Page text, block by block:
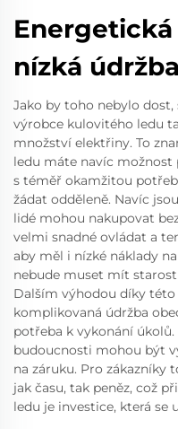
nízká údržba
Jako by toho nebylo
výrobce kulovitého ledu
množství elektřiny. To
ledu máte navíc možnost
s téměř okamžitou
žádat odděleně. Navíc
lidé mohou nakupovat
velmi snadné ovládat a
aby měl i nízké náklady
nebude muset mít
Dalším výhodou díky
komplikovaná údržba
potřeba k vykonání úkolů.
budoucnosti mohou být
na záruku. Pro zákazníky
jak času, tak peněz, což
ledu je investice, která se